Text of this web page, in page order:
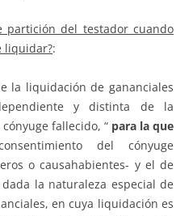
partición del testador cuando
liquidar?:
la liquidación de gananciales
y distinta de la
fallecido, “ para la que
del cónyuge
o causahabientes- y el de
la naturaleza especial de
en cuya liquidación es